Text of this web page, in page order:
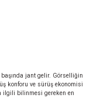
jant gelir. Görselliğin
konforu ve sürüş ekonomisi
ilgili bilinmesi gereken en